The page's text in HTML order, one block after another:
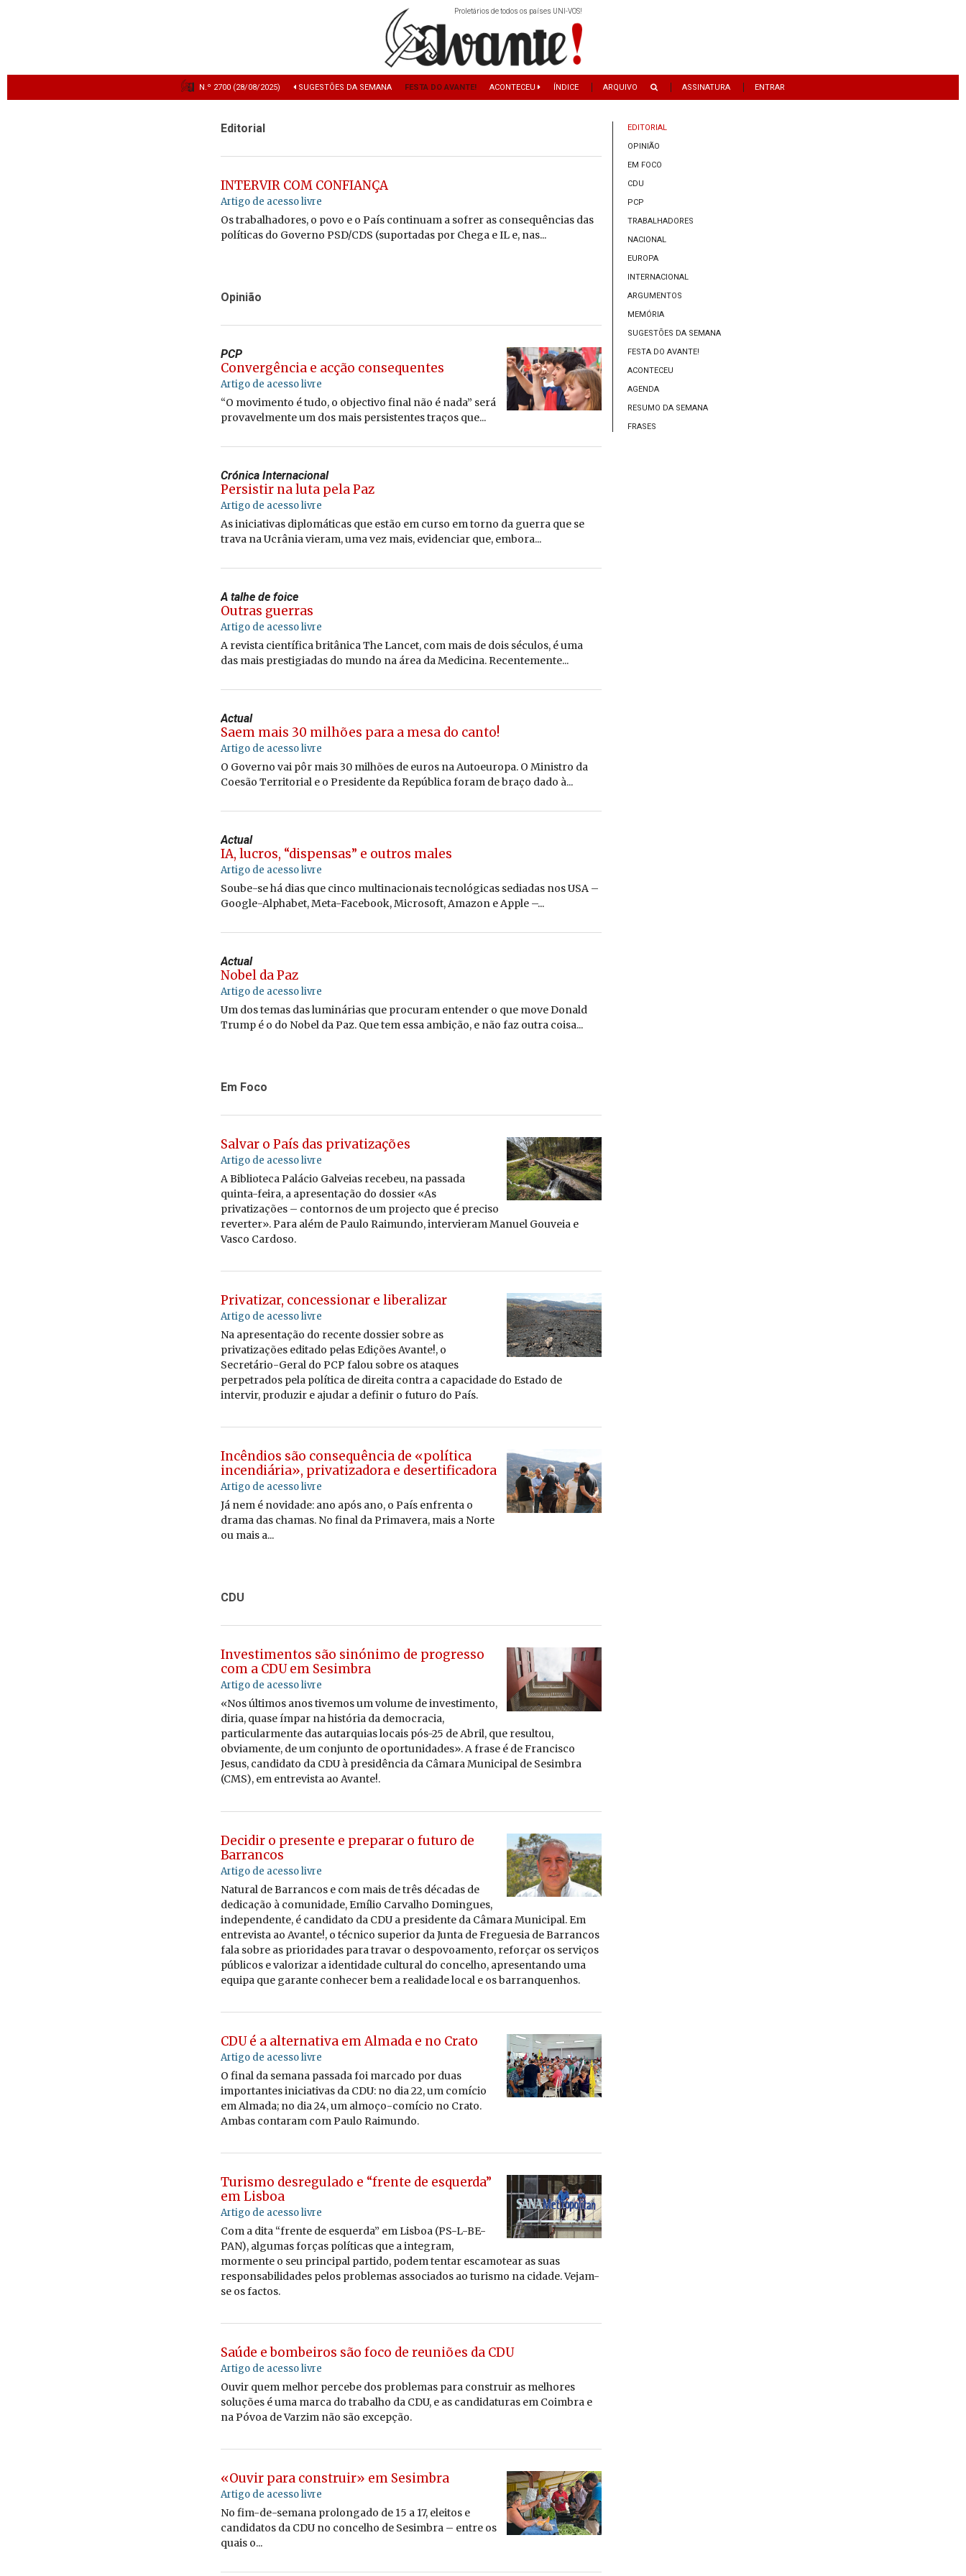
Proletários de todos os países UNI-VOS!
N.º 2700 (28/08/2025) SUGESTÕES DA SEMANA FESTA DO AVANTE! ACONTECEU ÍNDICE ARQUIVO ASSINATURA ENTRAR
Editorial
INTERVIR COM CONFIANÇA
Artigo de acesso livre
Os trabalhadores, o povo e o País continuam a sofrer as consequências das
políticas do Governo PSD/CDS (suportadas por Chega e IL e, nas...
Opinião
PCP
Convergência e acção consequentes
Artigo de acesso livre
“O movimento é tudo, o objectivo final não é nada” será
provavelmente um dos mais persistentes traços que...
Crónica Internacional
Persistir na luta pela Paz
Artigo de acesso livre
As iniciativas diplomáticas que estão em curso em torno da guerra que se
trava na Ucrânia vieram, uma vez mais, evidenciar que, embora...
A talhe de foice
Outras guerras
Artigo de acesso livre
A revista científica britânica The Lancet, com mais de dois séculos, é uma
das mais prestigiadas do mundo na área da Medicina. Recentemente...
Actual
Saem mais 30 milhões para a mesa do canto!
Artigo de acesso livre
O Governo vai pôr mais 30 milhões de euros na Autoeuropa. O Ministro da
Coesão Territorial e o Presidente da República foram de braço dado à...
Actual
IA, lucros, “dispensas” e outros males
Artigo de acesso livre
Soube-se há dias que cinco multinacionais tecnológicas sediadas nos USA –
Google-Alphabet, Meta-Facebook, Microsoft, Amazon e Apple –...
Actual
Nobel da Paz
Artigo de acesso livre
Um dos temas das luminárias que procuram entender o que move Donald
Trump é o do Nobel da Paz. Que tem essa ambição, e não faz outra coisa...
Em Foco
Salvar o País das privatizações
Artigo de acesso livre
A Bi­bli­o­teca Pa­lácio Gal­veias re­cebeu, na pas­sada
quinta-feira, a apre­sen­tação do dos­sier «As
pri­va­ti­za­ções – con­tornos de um pro­jecto que é pre­ciso
re­verter». Para além de Paulo Rai­mundo, in­ter­vi­eram Ma­nuel Gou­veia e
Vasco Car­doso.
Privatizar, concessionar e liberalizar
Artigo de acesso livre
Na apre­sen­tação do re­cente dos­sier sobre as
pri­va­ti­za­ções edi­tado pelas Edi­ções Avante!, o
Se­cre­tário-Geral do PCP falou sobre os ata­ques
per­pe­trados pela po­lí­tica de di­reita contra a ca­pa­ci­dade do Es­tado de
in­tervir, pro­duzir e ajudar a de­finir o fu­turo do País.
Incêndios são consequência de «política
incendiária», privatizadora e desertificadora
Artigo de acesso livre
Já nem é novidade: ano após ano, o País enfrenta o
drama das chamas. No final da Primavera, mais a Norte
ou mais a...
CDU
Investimentos são sinónimo de progresso
com a CDU em Sesimbra
Artigo de acesso livre
«Nos úl­timos anos ti­vemos um vo­lume de in­ves­ti­mento,
diria, quase ímpar na his­tória da de­mo­cracia,
par­ti­cu­lar­mente das au­tar­quias lo­cais pós-25 de Abril, que re­sultou,
ob­vi­a­mente, de um con­junto de opor­tu­ni­dades». A frase é de Fran­cisco
Jesus, can­di­dato da CDU à pre­si­dência da Câ­mara Mu­ni­cipal de Se­simbra
(CMS), em en­tre­vista ao Avante!.
Decidir o presente e preparar o futuro de
Barrancos
Artigo de acesso livre
Na­tural de Bar­rancos e com mais de três dé­cadas de
de­di­cação à co­mu­ni­dade, Emílio Car­valho Do­min­gues,
in­de­pen­dente, é can­di­dato da CDU a pre­si­dente da Câ­mara Mu­ni­cipal. Em
en­tre­vista ao Avante!, o téc­nico su­pe­rior da Junta de Fre­guesia de Bar­rancos
fala sobre as pri­o­ri­dades para travar o des­po­vo­a­mento, re­forçar os ser­viços
pú­blicos e va­lo­rizar a iden­ti­dade cul­tural do con­celho, apre­sen­tando uma
equipa que ga­rante co­nhecer bem a re­a­li­dade local e os bar­ran­que­nhos.
CDU é a alternativa em Almada e no Crato
Artigo de acesso livre
O final da se­mana pas­sada foi mar­cado por duas
im­por­tantes ini­ci­a­tivas da CDU: no dia 22, um co­mício
em Al­mada; no dia 24, um al­moço-co­mício no Crato.
Ambas con­taram com Paulo Rai­mundo.
Turismo desregulado e “frente de esquerda”
em Lisboa
Artigo de acesso livre
Com a dita “frente de es­querda” em Lisboa (PS-L-BE-
PAN), al­gumas forças po­lí­ticas que a in­te­gram,
mor­mente o seu prin­cipal par­tido, podem tentar es­ca­mo­tear as suas
res­pon­sa­bi­li­dades pelos pro­blemas as­so­ci­ados ao tu­rismo na ci­dade. Vejam-
se os factos.
Saúde e bombeiros são foco de reuniões da CDU
Artigo de acesso livre
Ouvir quem me­lhor per­cebe dos pro­blemas para cons­truir as me­lhores
so­lu­ções é uma marca do tra­balho da CDU, e as can­di­da­turas em Coimbra e
na Póvoa de Varzim não são ex­cepção.
«Ouvir para construir» em Sesimbra
Artigo de acesso livre
No fim-de-semana prolongado de 15 a 17, eleitos e
candidatos da CDU no concelho de Sesimbra – entre os
quais o...
EDITORIAL
OPINIÃO
EM FOCO
CDU
PCP
TRABALHADORES
NACIONAL
EUROPA
INTERNACIONAL
ARGUMENTOS
MEMÓRIA
SUGESTÕES DA SEMANA
FESTA DO AVANTE!
ACONTECEU
AGENDA
RESUMO DA SEMANA
FRASES